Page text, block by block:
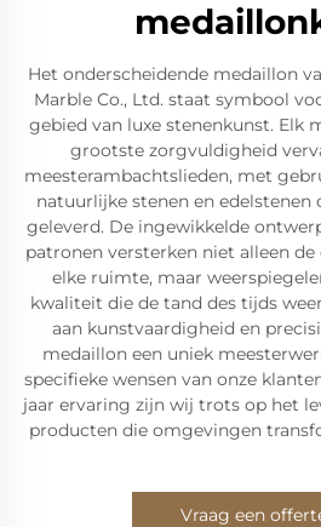
Het onderscheidende medaillon
Marble Co., Ltd. staat symbool
gebied van luxe stenenkunst. Elk
grootste zorgvuldigheid
meesterambachtslieden, met
natuurlijke stenen en
geleverd. De ingewikkelde
patronen versterken niet alleen
elke ruimte, maar
kwaliteit die de tand des tijds
aan kunstvaardigheid en
medaillon een uniek
specifieke wensen van onze
jaar ervaring zijn wij trots op het
producten die omgevingen
Vraag een